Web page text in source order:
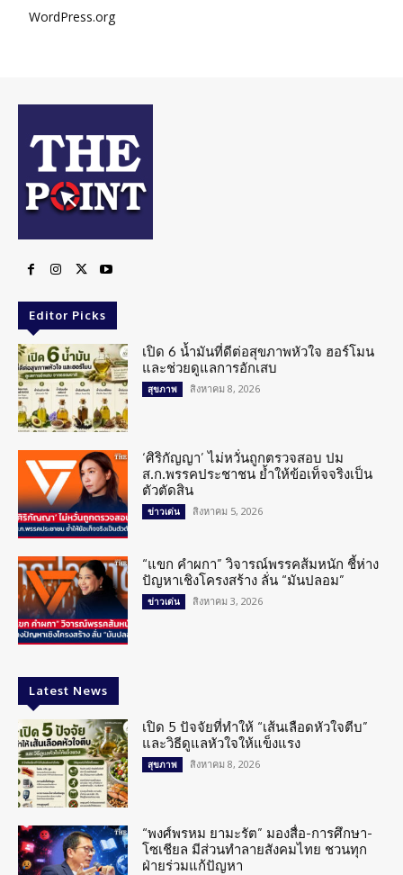
WordPress.org
Editor Picks
เปิด 6 น้ำมันที่ดีต่อสุขภาพหัวใจ ฮอร์โมน
และช่วยดูแลการอักเสบ
สุขภาพ สิงหาคม 8, 2026
‘ศิริกัญญา’ ไม่หวั่นถูกตรวจสอบ ปม
ส.ก.พรรคประชาชน ย้ำให้ข้อเท็จจริงเป็น
ตัวตัดสิน
ข่าวเด่น สิงหาคม 5, 2026
“แขก คำผกา” วิจารณ์พรรคส้มหนัก ชี้ห่าง
ปัญหาเชิงโครงสร้าง ลั่น “มันปลอม”
ข่าวเด่น สิงหาคม 3, 2026
Latest News
เปิด 5 ปัจจัยที่ทำให้ “เส้นเลือดหัวใจตีบ”
และวิธีดูแลหัวใจให้แข็งแรง
สุขภาพ สิงหาคม 8, 2026
“พงศ์พรหม ยามะรัต” มองสื่อ-การศึกษา-
โซเชียล มีส่วนทำลายสังคมไทย ชวนทุก
ฝ่ายร่วมแก้ปัญหา